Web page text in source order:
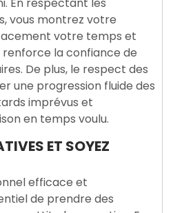
vous montrez votre
votre temps et
renforce la confiance de
De plus, le respect des
une progression fluide des
imprévus et
en temps voulu.
ET SOYEZ
efficace et
de prendre des